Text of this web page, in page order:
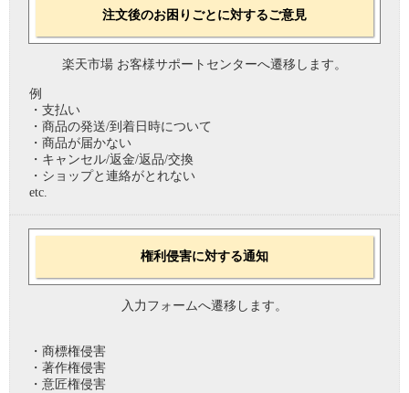
注文後のお困りごとに対するご意見
楽天市場 お客様サポートセンターへ遷移します。
例
・支払い
・商品の発送/到着日時について
・商品が届かない
・キャンセル/返金/返品/交換
・ショップと連絡がとれない
etc.
権利侵害に対する通知
入力フォームへ遷移します。
・商標権侵害
・著作権侵害
・意匠権侵害